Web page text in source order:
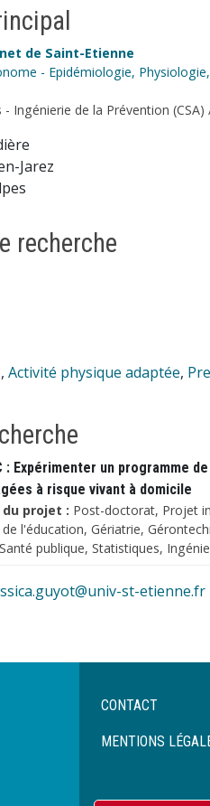
de Saint-Etienne
- Epidémiologie,
- Ingénierie de la Prévention (CSA)
Jarez
recherche
, Activité physique adaptée,
: Expérimenter un programme
à risque vivant à domicile
projet : Post-doctorat, Projet
de l'éducation, Gériatrie,
publique, Statistiques,
st-etienne.fr
Menu
de
CONTACT
MENTIONS